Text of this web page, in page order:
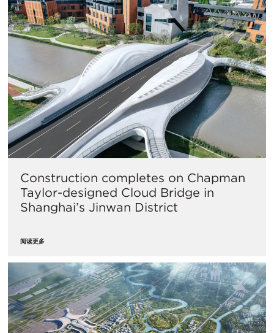
Construction completes on Chapman
Taylor-designed Cloud Bridge in
Shanghai’s Jinwan District
阅读更多